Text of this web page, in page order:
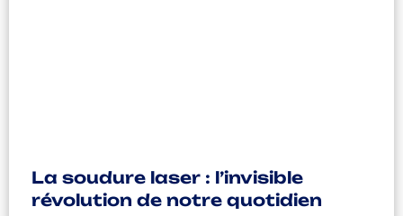
La soudure laser : l’invisible
révolution de notre quotidien